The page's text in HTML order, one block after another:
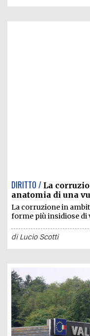
DIRITTO / La
anatomia di una
La corruzione in
forme più insidiose di
diLucio Scotti